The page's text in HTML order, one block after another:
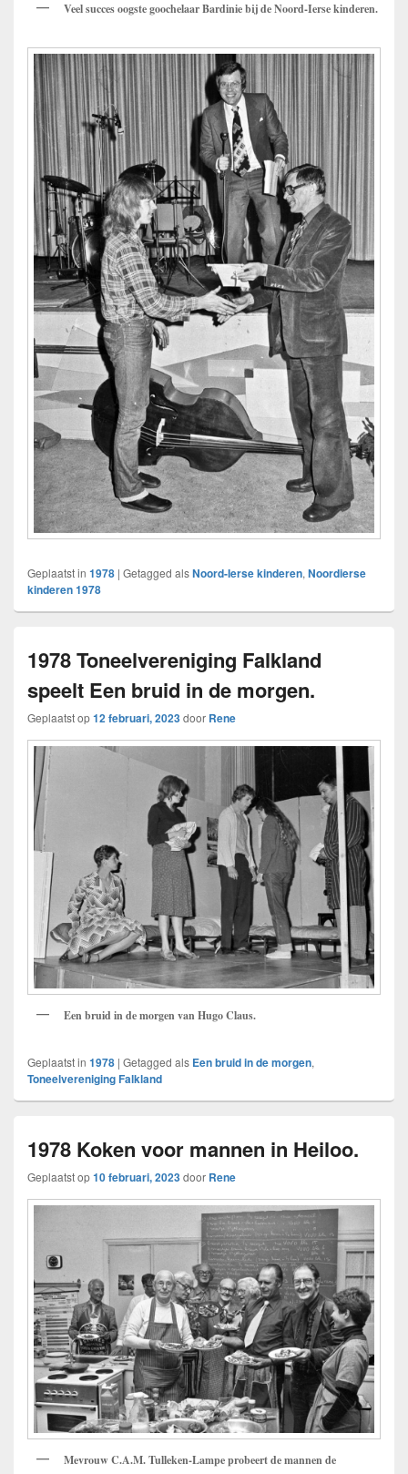
Veel succes oogste goochelaar Bardinie bij de Noord-Ierse kinderen.
Geplaatst in 1978 | Getagged alsNoord-Ierse kinderen, Noordierse
kinderen 1978
1978 Toneelvereniging Falkland
speelt Een bruid in de morgen.
Geplaatst op12 februari, 2023door Rene
Een bruid in de morgen van Hugo Claus.
Geplaatst in 1978 | Getagged als Een bruid in de morgen,
Toneelvereniging Falkland
1978 Koken voor mannen in Heiloo.
Geplaatst op10 februari, 2023door Rene
Mevrouw C.A.M. Tulleken-Lampe probeert de mannen de